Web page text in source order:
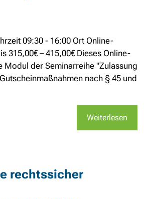
09:30 - 16:00 Ort Online-
315,00€ – 415,00€ Dieses Online-
Modul der Seminarreihe "Zulassung
nach § 45 und
Weiterlesen
rechtssicher